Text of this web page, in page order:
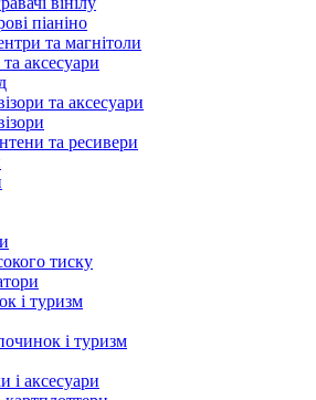
піаніно
та магнітоли
аксесуари
та аксесуари
та ресивери
тиску
і туризм
і туризм
і аксесуари